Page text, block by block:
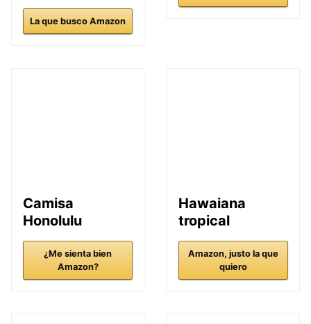
La que busco Amazon
Camisa
Honolulu
¿Me sienta bien
Amazon?
Hawaiana
tropical
Amazon, justo la que
quiero